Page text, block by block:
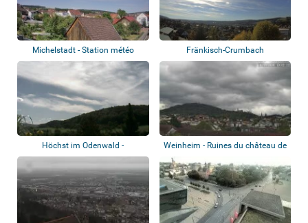
Michelstadt - Station météo Fränkisch-Crumbach
Höchst im Odenwald -
Hetschbach
Weinheim - Ruines du château de